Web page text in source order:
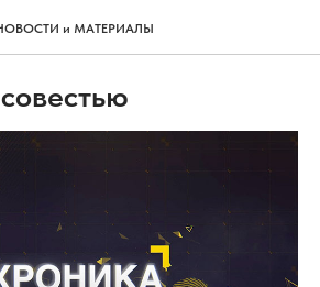
и МАТЕРИАЛЫ